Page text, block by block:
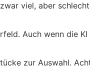
viel, aber
Auch wenn die
zur Auswahl.